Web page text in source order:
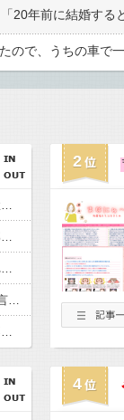
【悲報】妻から離婚突きつけられた原因、一言で地獄だわ...
【困惑】家出した旦那の車だけが発見…失踪中の旦那の驚愕行動とその真意ｗｗｗｗ
【絶縁！？】妹の暴言に嫁が半狂乱！数年後交わされた衝撃の言葉ｗｗｗｗ
【正気か？】間男に150万請求した夫、その後の妻の言い訳がコレｗｗｗ
【モンスト不倫】降谷建志が仰天！長男に会わせた不倫相手の正体がこれｗｗｗｗ
2
4